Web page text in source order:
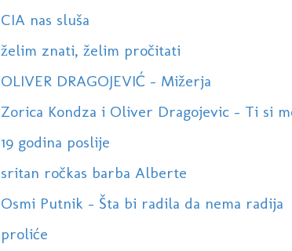
CIA nas sluša
želim znati, želim pročitati
OLIVER DRAGOJEVIĆ - Mižerja
Zorica Kondza i Oliver Dragojevic - Ti si
19 godina poslije
sritan ročkas barba Alberte
Osmi Putnik - Šta bi radila da nema radija
proliće